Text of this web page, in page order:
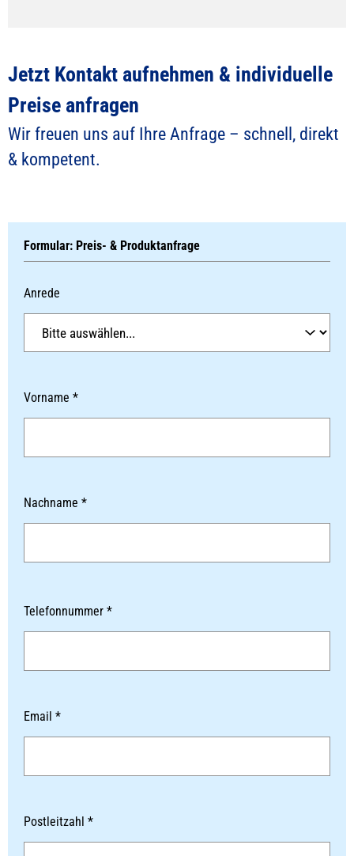
Jetzt Kontakt aufnehmen & individuelle
Preise anfragen
Wir freuen uns auf Ihre Anfrage – schnell, direkt
& kompetent.
Formular: Preis- & Produktanfrage
Anrede
Vorname *
Nachname *
Telefonnummer *
Email *
Postleitzahl *